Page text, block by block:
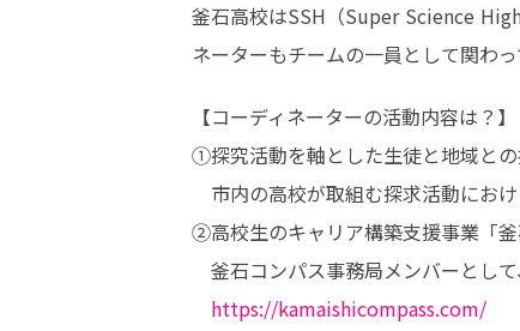
釜石高校はSSH（Super Science
ネーターもチームの一員として関わっ
【コーディネーターの活動内容は？】
①探究活動を軸とした生徒と地域と
市内の高校が取組む探求活動にお
②高校生のキャリア構築支援事業「
釜石コンパス事務局メンバーとし
https://kamaishicompass.com/